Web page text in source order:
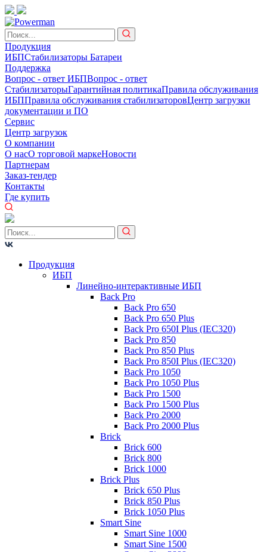
Продукция
ИБПСтабилизаторы Батареи
Поддержка
Вопрос - ответ ИБПВопрос - ответ
СтабилизаторыГарантийная политикаПравила обслуживания
ИБППравила обслуживания стабилизаторовЦентр загрузки
документации и ПО
Сервис
Центр загрузок
О компании
О насО торговой маркеНовости
Партнерам
Заказ-тендер
Контакты
Где купить
Продукция
ИБП
Линейно-интерактивные ИБП
Back Pro
Back Pro 650
Back Pro 650 Plus
Back Pro 650I Plus (IEC320)
Back Pro 850
Back Pro 850 Plus
Back Pro 850I Plus (IEC320)
Back Pro 1050
Back Pro 1050 Plus
Back Pro 1500
Back Pro 1500 Plus
Back Pro 2000
Back Pro 2000 Plus
Brick
Brick 600
Brick 800
Brick 1000
Brick Plus
Brick 650 Plus
Brick 850 Plus
Brick 1050 Plus
Smart Sine
Smart Sine 1000
Smart Sine 1500